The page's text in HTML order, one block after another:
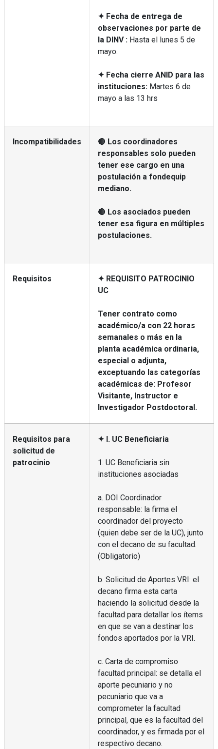
✦ Fecha de entrega de
observaciones por parte de
la DINV :Hasta el lunes 5 de
mayo.
✦ Fecha cierre ANID para las
instituciones:Martes 6 de
mayo a las 13 hrs
Incompatibilidades 🔴 Los coordinadores
responsables solo pueden
tener ese cargo en una
postulación a fondequip
mediano.
🔴 Los asociados pueden
tener esa figura en múltiples
postulaciones.
Requisitos
✦ REQUISITO PATROCINIO
UC
Tener contrato como
académico/a con 22 horas
semanales o más en la
planta académica ordinaria,
especial o adjunta,
exceptuando las categorías
académicas de: Profesor
Visitante, Instructor e
Investigador Postdoctoral.
Requisitos para
solicitud de
patrocinio
✦ I. UC Beneficiaria
1. UC Beneficiaria sin
instituciones asociadas
a. DOI Coordinador
responsable: la firma el
coordinador del proyecto
(quien debe ser de la UC), junto
con el decano de su facultad.
(Obligatorio)
b. Solicitud de Aportes VRI: el
decano firma esta carta
haciendo la solicitud desde la
facultad para detallar los ítems
en que se van a destinar los
fondos aportados por la VRI.
c. Carta de compromiso
facultad principal: se detalla el
aporte pecuniario y no
pecuniario que va a
comprometer la facultad
principal, que es la facultad del
coordinador, y es firmada por el
respectivo decano.